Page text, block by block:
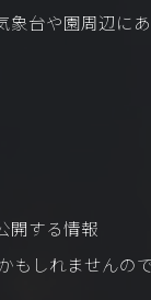
象台や園周辺にあ
開する情報
もしれませんの